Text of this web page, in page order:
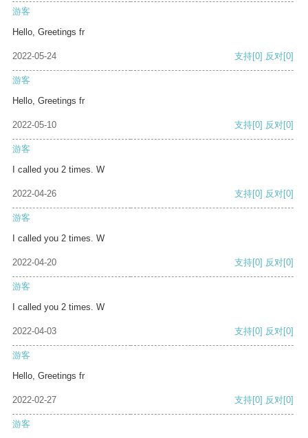
游客
Hello, Greetings fr
2022-05-24 支持[0] 反对[0]
游客
Hello, Greetings fr
2022-05-10 支持[0] 反对[0]
游客
I called you 2 times. W
2022-04-26 支持[0] 反对[0]
游客
I called you 2 times. W
2022-04-20 支持[0] 反对[0]
游客
I called you 2 times. W
2022-04-03 支持[0] 反对[0]
游客
Hello, Greetings fr
2022-02-27 支持[0] 反对[0]
游客